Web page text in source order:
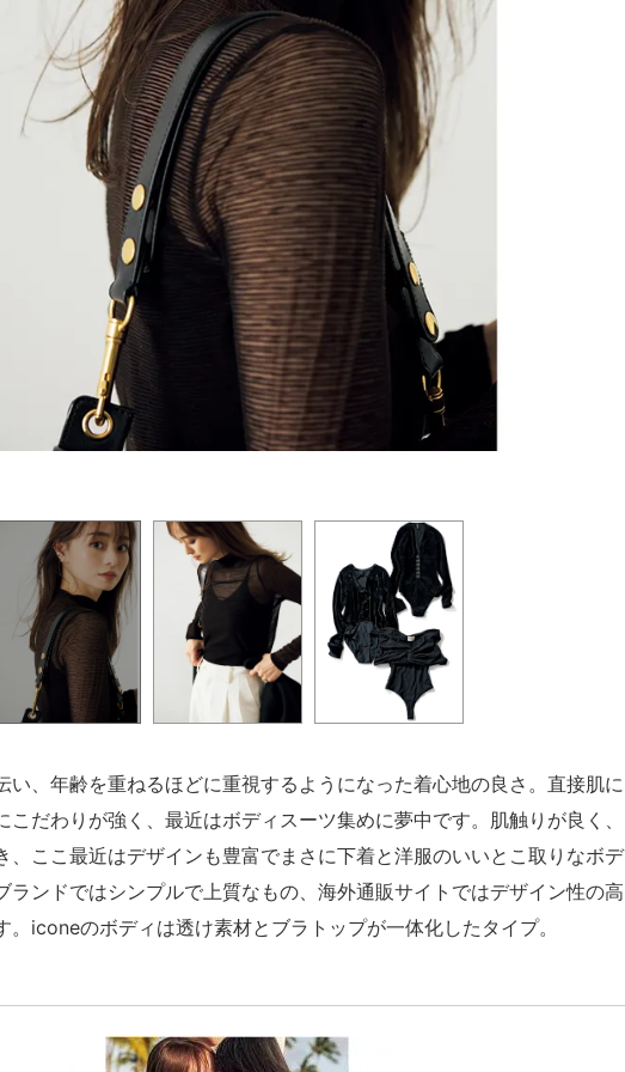
い、年齢を重ねるほどに重視するようになった着心地の良さ。直接肌に
こだわりが強く、最近はボディスーツ集めに夢中です。肌触りが良く、
、ここ最近はデザインも豊富でまさに下着と洋服のいいとこ取りなボデ
ランドではシンプルで上質なもの、海外通販サイトではデザイン性の高
。iconeのボディは透け素材とブラトップが一体化したタイプ。